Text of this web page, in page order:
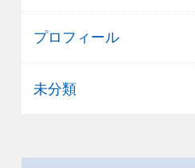
プロフィール
未分類